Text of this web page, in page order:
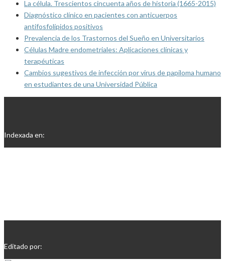
La célula. Trescientos cincuenta años de historia (1665-2015)
Diagnóstico clínico en pacientes con anticuerpos
antifosfolípidos positivos
Prevalencia de los Trastornos del Sueño en Universitarios
Células Madre endometriales: Aplicaciones clínicas y
terapéuticas
Cambios sugestivos de infección por virus de papiloma humano
en estudiantes de una Universidad Pública
Indexada en:
Editado por: